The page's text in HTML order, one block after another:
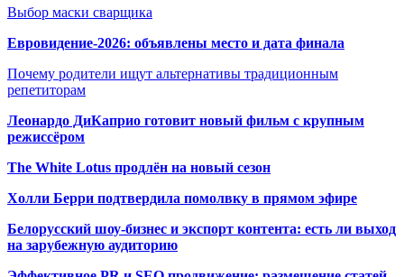
Выбор маски сварщика
Евровидение-2026: объявлены место и дата финала
Почему родители ищут альтернативы традиционным
репетиторам
Леонардо ДиКаприо готовит новый фильм с крупным
режиссёром
The White Lotus продлён на новый сезон
Холли Берри подтвердила помолвку в прямом эфире
Белорусский шоу-бизнес и экспорт контента: есть ли выход
на зарубежную аудиторию